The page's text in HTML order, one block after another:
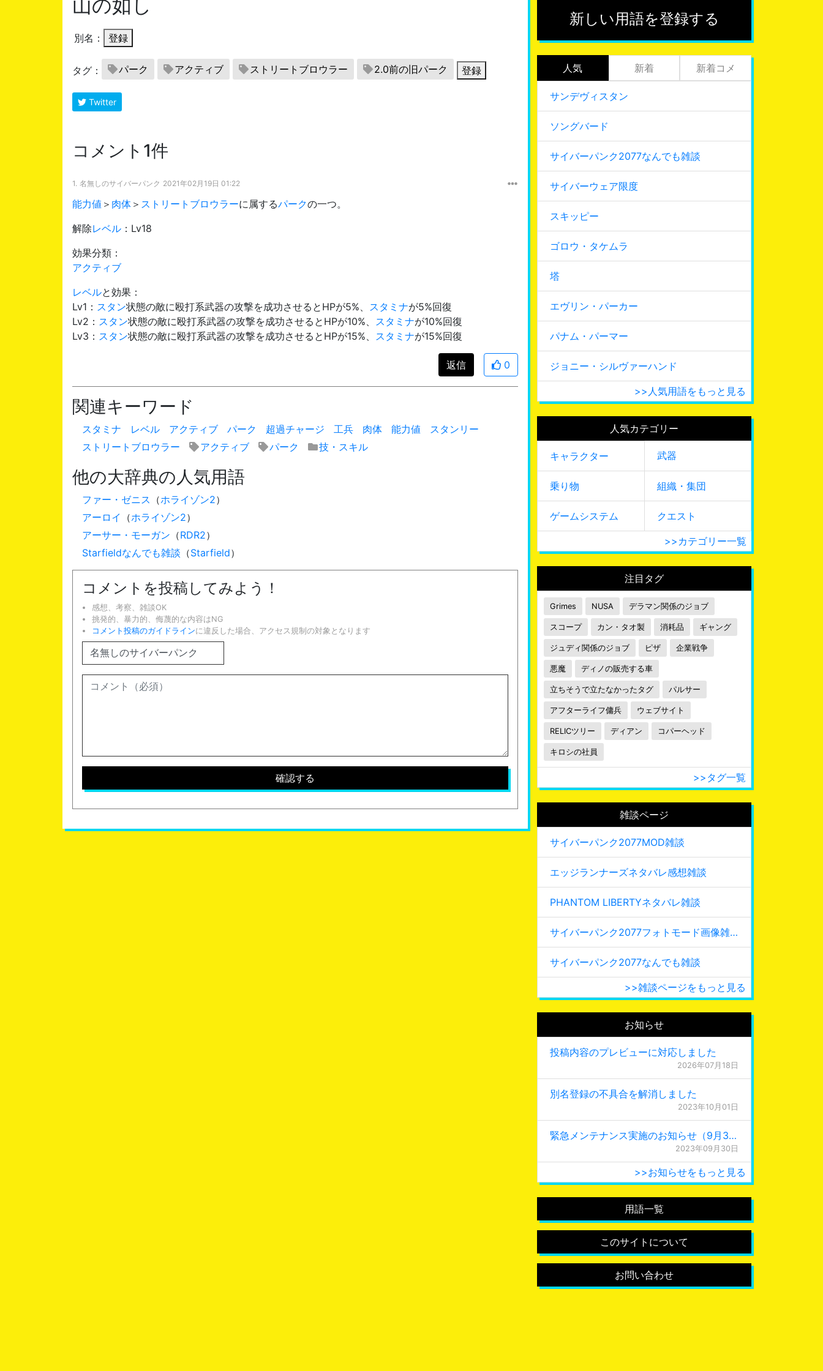
山の如し
別名： 登録
タグ： パーク アクティブ ストリートブロウラー 2.0前の旧パーク 登録
Twitter
コメント1件
1. 名無しのサイバーパンク 2021年02月19日 01:22
能力値 ＞ 肉体 ＞ ストリートブロウラーに属するパークの一つ。
解除レベル ：Lv18
効果分類：
アクティブ
レベルと効果：
Lv1： スタン状態の敵に殴打系武器の攻撃を成功させるとHPが5%、 スタミナが5%回復
Lv2： スタン状態の敵に殴打系武器の攻撃を成功させるとHPが10%、 スタミナが10%回復
Lv3： スタン状態の敵に殴打系武器の攻撃を成功させるとHPが15%、 スタミナが15%回復
返信 0
関連キーワード
スタミナ レベル アクティブ パーク 超過チャージ 工兵 肉体 能力値
スタンリー
ストリートブロウラー
アクティブ パーク 技・スキル
他の大辞典の人気用語
ファー・ゼニス （ホライゾン2）
アーロイ
（ホライゾン2）
アーサー・モーガン （RDR2）
Starfieldなんでも雑談 （Starfield）
コメントを投稿してみよう！
感想、考察、雑談OK
挑発的、暴力的、侮蔑的な内容はNG
コメント投稿のガイドラインに違反した場合、アクセス規制の対象となります
新しい用語を登録する
人気 新着 新着コメ
サンデヴィスタン
ソングバード
サイバーパンク2077なんでも雑談
サイバーウェア限度
スキッピー
ゴロウ・タケムラ
塔
エヴリン・パーカー
パナム・パーマー
ジョニー・シルヴァーハンド
>>人気用語をもっと見る
人気カテゴリー
キャラクター 武器
乗り物 組織・集団
ゲームシステム クエスト
>>カテゴリー一覧
注目タグ
Grimes NUSA デラマン関係のジョブ
スコープ カン・タオ製 消耗品 ギャング
ジュディ関係のジョブ ピザ 企業戦争
悪魔 ディノの販売する車
立ちそうで立たなかったタグ パルサー
アフターライフ傭兵 ウェブサイト
RELICツリー ディアン コパーヘッド
キロシの社員
>>タグ一覧
雑談ページ
サイバーパンク2077MOD雑談
エッジランナーズネタバレ感想雑談
PHANTOM LIBERTYネタバレ雑談
サイバーパンク2077フォトモード画像雑談
サイバーパンク2077なんでも雑談
>>雑談ページをもっと見る
お知らせ
投稿内容のプレビューに対応しました
2026年07月18日
別名登録の不具合を解消しました
2023年10月01日
緊急メンテナンス実施のお知らせ（9月30日 0:15更新）
2023年09月30日
>>お知らせをもっと見る
用語一覧
このサイトについて
お問い合わせ